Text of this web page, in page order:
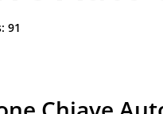
91